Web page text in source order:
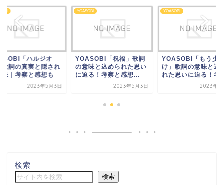
「ハルジオ
歌詞の真実と隠され
味｜考察と感想も
2023年5月3日
YOASOBI
YOASOBI「祝福」歌詞
の意味と込められた思い
に迫る！考察と感想...
2023年5月3日
YOASOBI
YOASOBI「もう少
け」歌詞の意味と込
れた思いに迫る！考
2023年5
検索
検索